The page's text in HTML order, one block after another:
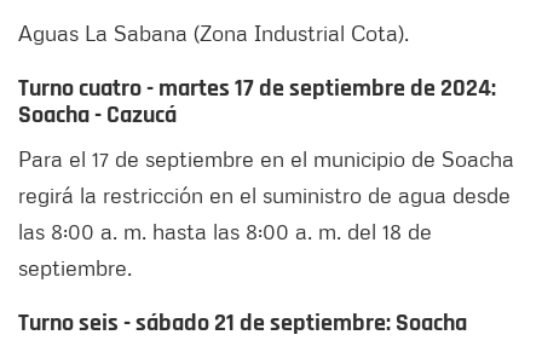
Aguas La Sabana (Zona Industrial Cota).
Turno cuatro - martes 17 de septiembre de 2024:
Soacha - Cazucá
Para el 17 de septiembre en el municipio de Soacha
regirá la restricción en el suministro de agua desde
las 8:00 a. m. hasta las 8:00 a. m. del 18 de
septiembre.
Turno seis - sábado 21 de septiembre: Soacha